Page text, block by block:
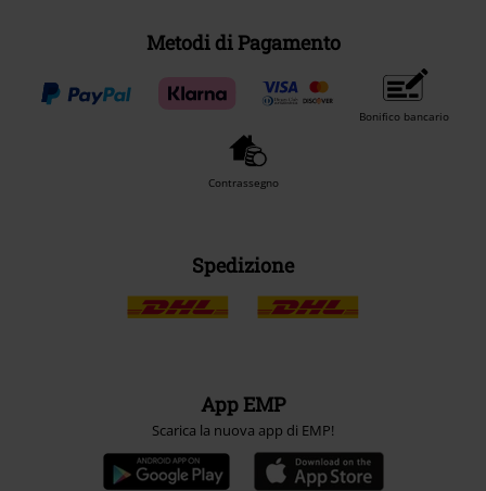
Metodi di Pagamento
Bonifico bancario
Contrassegno
Spedizione
App EMP
Scarica la nuova app di EMP!